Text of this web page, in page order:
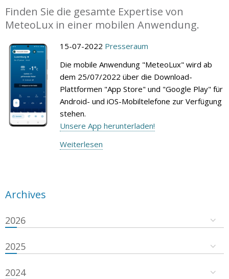
Finden Sie die gesamte Expertise von
MeteoLux in einer mobilen Anwendung.
15-07-2022 Presseraum
Die mobile Anwendung "MeteoLux" wird ab
dem 25/07/2022 über die Download-
Plattformen "App Store" und "Google Play" für
Android- und iOS-Mobiltelefone zur Verfügung
stehen.
Unsere App herunterladen!
Weiterlesen
Archives
2026
2025
2024